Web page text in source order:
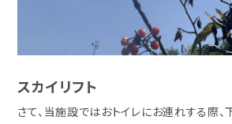
スカイリフト
さて、当施設ではおトイレにお連れする際